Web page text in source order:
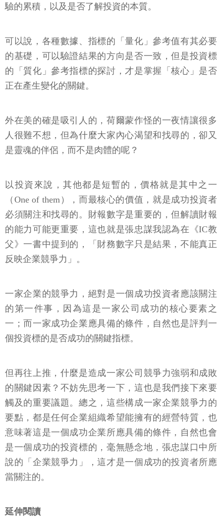
驗的累積，以及是否了解投資的本質。
可以說，各種數據、指標的「量化」參考值有其必要
的基礎，可以驗證結果的方向是否一致，但是投資標
的「質化」參考指標的探討，才是掌握「核心」是否
正在產生變化的關鍵。
外在美的確是吸引人的，荷爾蒙作怪的一夜情讓很多
人很難不想，但為什麼大家內心渴望和找尋的，卻又
是靈魂的伴侶，而不是肉體的呢？
以投資來說，其他都是短暫的，價格就是其中之一
（One of them），而最核心的價值，就是成功投資者
必須關注和找尋的。財報數字是重要的，但解讀財報
的能力可能更重要，這也就是張忠謀我認為在《IC教
父》一書中提到的，「財務數字只是結果，不能真正
反映企業競爭力」。
一家企業的競爭力，絕對是一個成功投資者應該關注
的第一件事，因為這是一家公司成功的核心要素之
一；而一家成功企業應具備的條件，自然也是評判一
個投資標的是否成功的關鍵指標。
但再往上推，什麼是造成一家公司競爭力強弱和成敗
的關鍵因素？不妨先思考一下，這也是我們接下來要
觸及的重要議題。總之，這些構成一家企業競爭力的
要點，都是任何企業組織希望能擁有的經營特質，也
意味著這是一個成功企業所應具備的條件，自然也會
是一個成功的投資標的，毫無懸念地，張忠謀口中所
說的「企業競爭力」，這才是一個成功的投資者所應
當關注的。
延伸閱讀